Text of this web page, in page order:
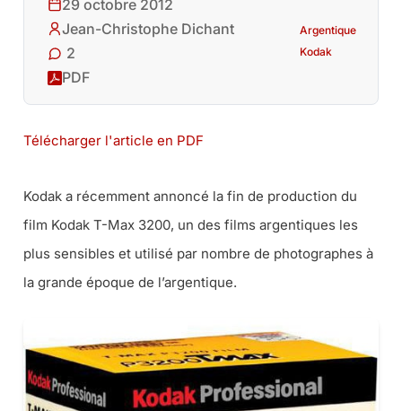
29 octobre 2012
Jean-Christophe Dichant
2
PDF
Argentique
Kodak
Télécharger l'article en PDF
Kodak a récemment annoncé la fin de production du
film Kodak T-Max 3200, un des films argentiques les
plus sensibles et utilisé par nombre de photographes à
la grande époque de l’argentique.